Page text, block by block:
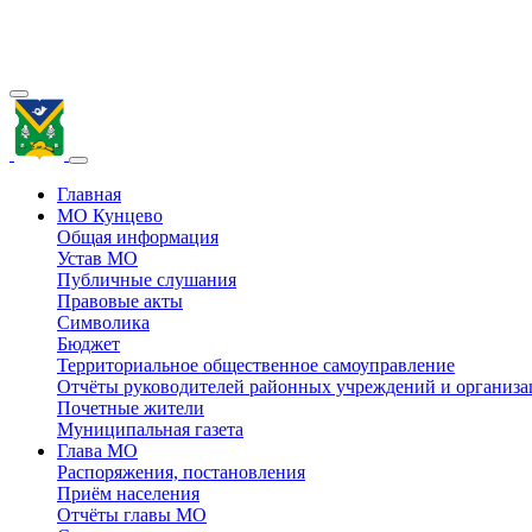
Главная
МО Кунцево
Общая информация
Устав МО
Публичные слушания
Правовые акты
Символика
Бюджет
Территориальное общественное самоуправление
Отчёты руководителей районных учреждений и
Почетные жители
Муниципальная газета
Глава МО
Распоряжения, постановления
Приём населения
Отчёты главы МО